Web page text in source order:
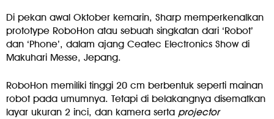
Di pekan awal Oktober kemarin, Sharp memperkenalkan
prototype RoboHon atau sebuah singkatan dari ‘Robot’
dan ‘Phone’, dalam ajang Ceatec Electronics Show di
Makuhari Messe, Jepang.
RoboHon memiliki tinggi 20 cm berbentuk seperti mainan
robot pada umumnya. Tetapi di belakangnya disematkan
layar ukuran 2 inci, dan kamera serta projector